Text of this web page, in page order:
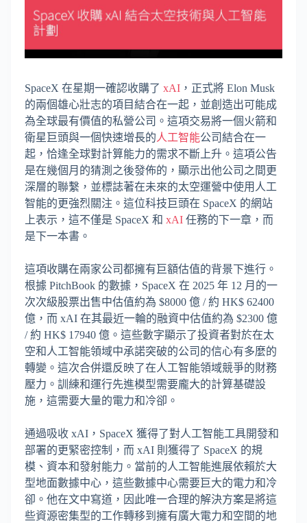
SpaceX 在星期一確認收購了 xAI ，正式將 Elon Musk
的兩個雄心壯志的項目結合在一起，並創造出可能成
為全球最有價值的私營公司。這項交易將一個火箭和
衛星巨頭與一個快速增長的人工智能公司結合在一
起，恰逢全球對計算能力的需求不斷上升。這項公告
是在幾個月的猜測之後發佈的，顯示出他公司之間更
深層的聯繫，並標誌著在未來的太空運營中使用人工
智能的更強烈關注。這位科技巨頭在 SpaceX 的網站
上表示，這不僅是 SpaceX 和 xAI 任務的下一章，而
是下一本書。
這項收購在兩家公司都擁有巨額估值的背景下進行。
根據 PitchBook 的數據，SpaceX 在 2025 年 12 月的一
次次級股票出售中估值約為 $8000 億 / 約 HK$ 62400
億，而 xAI 在其最近一輪的融資中估值約為 $2300 億
/ 約 HK$ 17940 億。這些數字顯示了投資者對於在太
空和人工智能領域中承諾突破的公司的信心有多麼的
轉變。這次合併還反映了在人工智能領域競爭的財務
壓力。訓練和運行先進模型需要龐大的計算基礎設
施，這需要大量的電力和冷卻。
通過吸收 xAI，SpaceX 獲得了對人工智能工具開發和
部署的更緊密控制，而 xAI 則獲得了 SpaceX 的規
模、資本和發射能力。當前的人工智能進展依賴於大
型地面數據中心，這些數據中心需要巨大的電力和冷
卻。他在文中寫道，因此唯一合理的解決方案是將這
些資源密集型的工作轉移到擁有廣大電力和空間的地